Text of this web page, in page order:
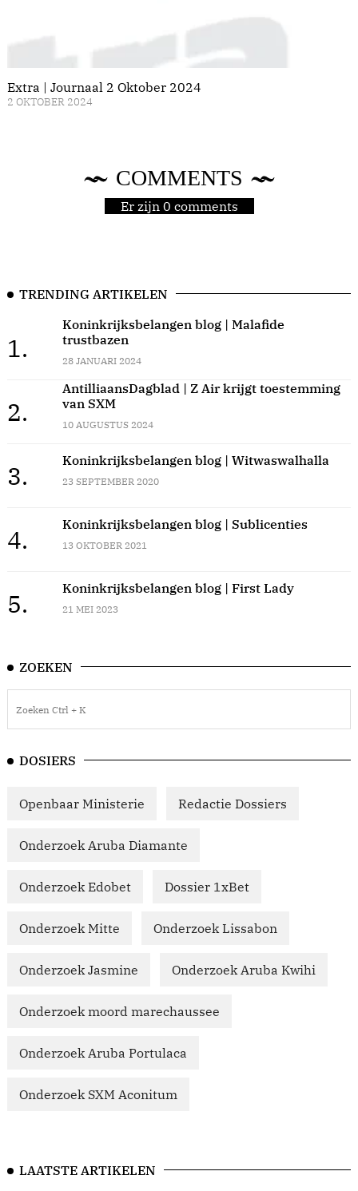
Extra | Journaal 2 Oktober 2024
2 OKTOBER 2024
COMMENTS
Er zijn 0 comments
TRENDING ARTIKELEN
1.
Koninkrijksbelangen blog | Malafide
trustbazen
28 JANUARI 2024
2.
AntilliaansDagblad | Z Air krijgt toestemming
van SXM
10 AUGUSTUS 2024
3.
Koninkrijksbelangen blog | Witwaswalhalla
23 SEPTEMBER 2020
4.
Koninkrijksbelangen blog | Sublicenties
13 OKTOBER 2021
5.
Koninkrijksbelangen blog | First Lady
21 MEI 2023
ZOEKEN
DOSIERS
Openbaar Ministerie Redactie Dossiers
Onderzoek Aruba Diamante
Onderzoek Edobet Dossier 1xBet
Onderzoek Mitte Onderzoek Lissabon
Onderzoek Jasmine Onderzoek Aruba Kwihi
Onderzoek moord marechaussee
Onderzoek Aruba Portulaca
Onderzoek SXM Aconitum
LAATSTE ARTIKELEN